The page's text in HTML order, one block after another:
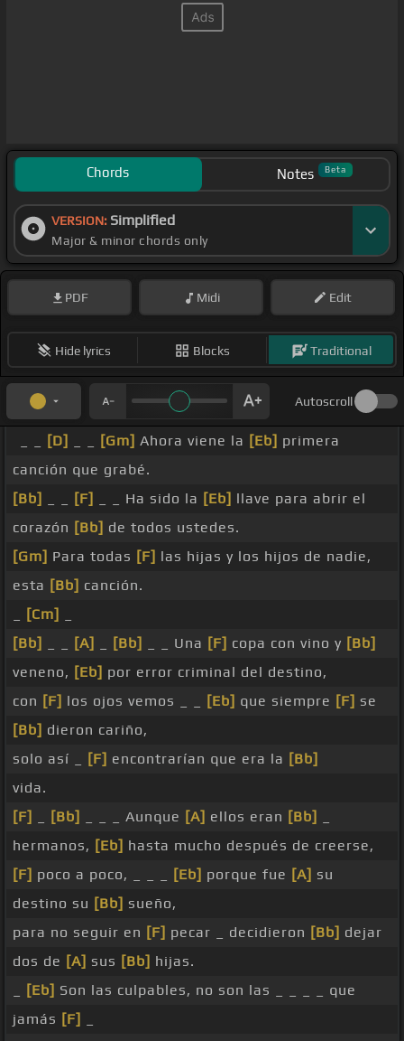
Chords Notes Beta
VERSION: Simplified
Major & minor chords only
PDF Midi Edit
Hide lyrics Blocks Traditional
Autoscroll
[D] [Gm] Ahora viene la [Eb] primera
canción que grabé.
[Bb]
[F] _ _ Ha sido la [Eb] llave para abrir el
corazón [Bb] de todos ustedes.
[Gm] Para todas [F] las hijas y los hijos de nadie,
esta [Bb] canción.
[Cm]
[Bb]
[A] [Bb] _ _ Una [F] copa con vino y [Bb]
veneno, [Eb] por error criminal del destino,
con [F] los ojos vemos _ _ [Eb] que siempre [F] se
[Bb] dieron cariño,
solo así _
[F] encontrarían que era la [Bb]
vida.
[F]
[Bb] _ _ _ Aunque [A] ellos eran [Bb]
hermanos, [Eb] hasta mucho después de creerse,
[F] poco a poco, _ _ _ [Eb] porque fue [A] su
destino su [Bb] sueño,
para no seguir en [F] pecar _ decidieron [Bb] dejar
dos de [A] sus [Bb] hijas.
[Eb] Son las culpables, no son las _ _ _ _ que
jamás [F]